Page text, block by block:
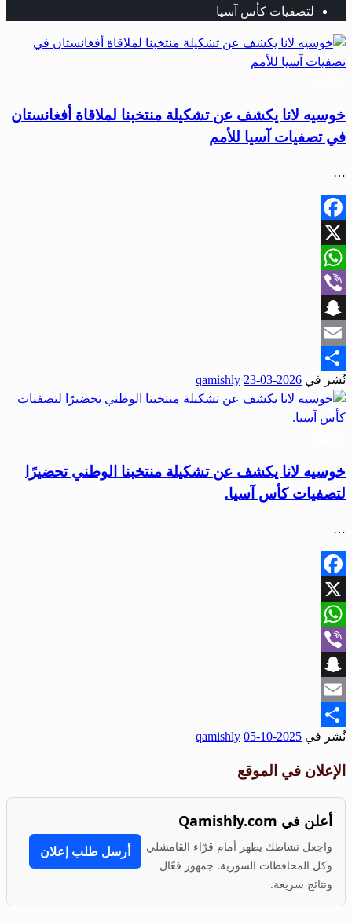
لتصفيات كأس آسيا
خوسيه لانا يكشف عن تشكيلة منتخبنا لملاقاة أفغانستان
في تصفيات آسيا للأمم
…
Facebook
X
WhatsApp
Viber
Snapchat
Email
Share
نُشر في 2026-03-23
qamishly
خوسيه لانا يكشف عن تشكيلة منتخبنا الوطني تحضيرًا
لتصفيات كأس آسيا.
…
Facebook
X
WhatsApp
Viber
Snapchat
Email
Share
نُشر في 2025-10-05
qamishly
الإعلان في الموقع
أعلن في Qamishly.com
واجعل نشاطك يظهر أمام قرّاء القامشلي
وكل المحافظات السورية. جمهور فعّال
ونتائج سريعة.
أرسل طلب إعلان